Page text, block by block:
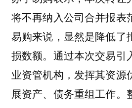
将不再纳入公司合并报表
易购来说，显然是降低了
损数额。通过本次交易引
业资管机构，发挥其资源
展资产、债务重组工作。